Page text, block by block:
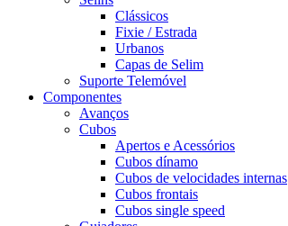
Clássicos
Fixie / Estrada
Urbanos
Capas de Selim
Suporte Telemóvel
Componentes
Avanços
Cubos
Apertos e Acessórios
Cubos dínamo
Cubos de velocidades internas
Cubos frontais
Cubos single speed